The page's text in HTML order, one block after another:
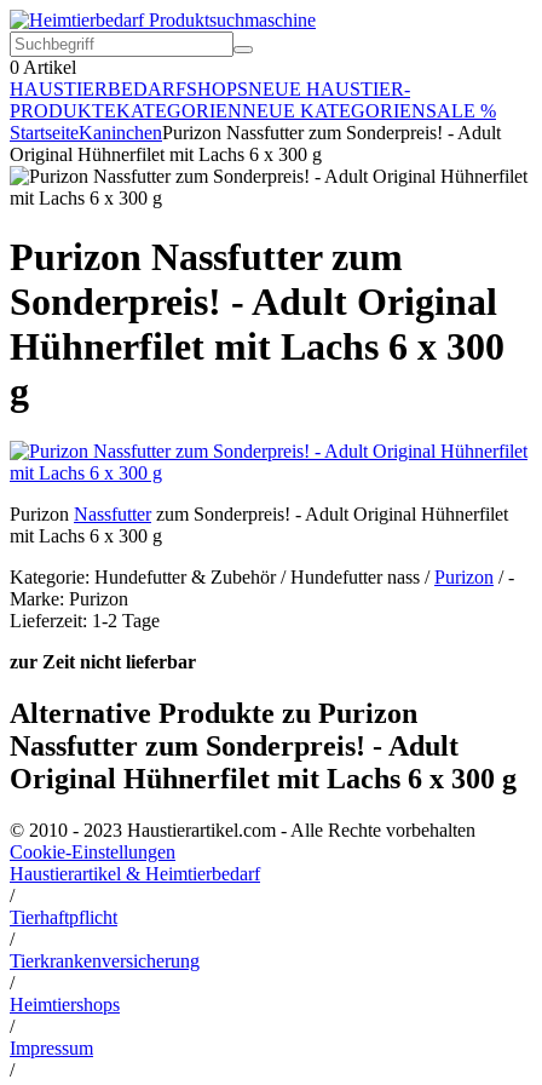
0 Artikel
HAUSTIERBEDARFSHOPSNEUE HAUSTIER-
PRODUKTEKATEGORIENNEUE KATEGORIENSALE %
StartseiteKaninchenPurizon Nassfutter zum Sonderpreis! - Adult
Original Hühnerfilet mit Lachs 6 x 300 g
Purizon Nassfutter zum
Sonderpreis! - Adult Original
Hühnerfilet mit Lachs 6 x 300
g
Purizon Nassfutterzum Sonderpreis! - Adult Original Hühnerfilet
mit Lachs 6 x 300 g
Kategorie: Hundefutter & Zubehör / Hundefutter nass /Purizon / -
Marke: Purizon
Lieferzeit: 1-2 Tage
zur Zeit nicht lieferbar
Alternative Produkte zu Purizon
Nassfutter zum Sonderpreis! - Adult
Original Hühnerfilet mit Lachs 6 x 300 g
© 2010 - 2023 Haustierartikel.com - Alle Rechte vorbehalten
Cookie-Einstellungen
Haustierartikel & Heimtierbedarf
/
Tierhaftpflicht
/
Tierkrankenversicherung
/
Heimtiershops
/
Impressum
/